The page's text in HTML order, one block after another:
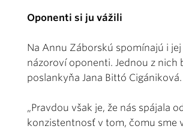
Oponenti si ju vážili
Na Annu Záborskú spomínajú i
názoroví oponenti. Jednou z nich
poslankyňa Jana Bittó Cigániková.
„Pravdou však je, že nás spájala
konzistentnosť v tom, čomu sme